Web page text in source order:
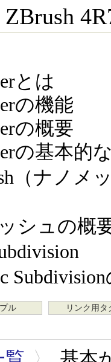
とは
の機能
の概要
の基本的
（ナノメ
シュの概
ル リンク用タ